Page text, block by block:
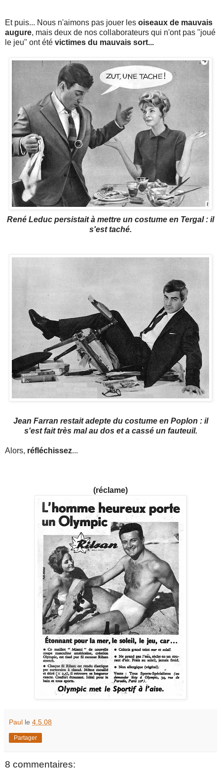
Et puis... Nous n'aimons pas jouer les oiseaux de mauvais
augure, mais deux de nos collaborateurs qui n'ont pas "joué
le jeu" ont été victimes du mauvais sort...
René Leduc persistait à mettre un costume en Tergal : il
s'est taché.
Jean Farran restait adepte du costume en Poplon : il
s'est fait très mal au dos et a cassé un fauteuil.
Alors, réfléchissez...
(réclame)
Paul le 4.5.08
Partager
8 commentaires: